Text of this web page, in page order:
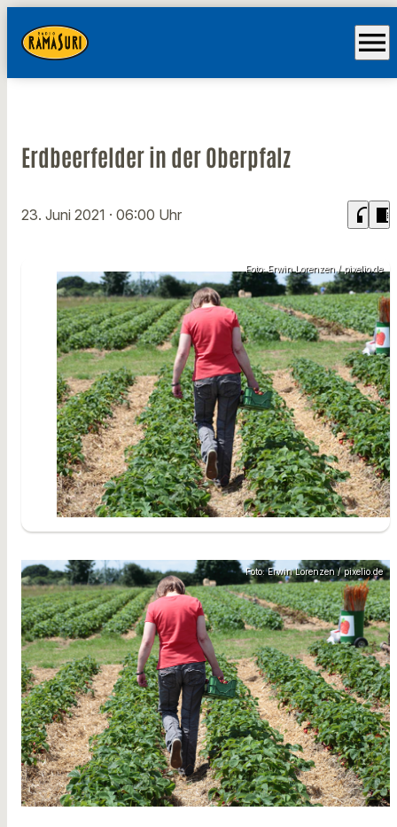
menu
Erdbeerfelder in der Oberpfalz
23. Juni 2021 · 06:00 Uhr headphones chrome_reader_mode
Foto: Erwin Lorenzen / pixelio.de
Foto: Erwin Lorenzen / pixelio.de